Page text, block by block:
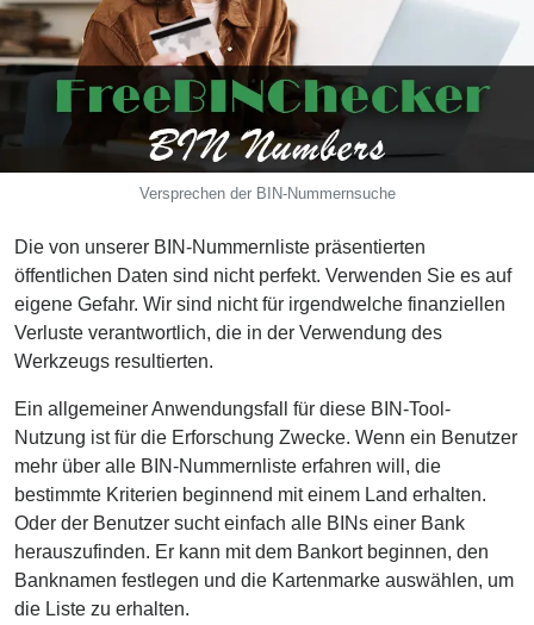
from
BIN
Credit
Card
Checker
Service
What
is
My
IP
Address
IP
Lookup
IP
BIN
Checker
/
Validator
Versprechen der BIN-Nummernsuche
Die von unserer BIN-Nummernliste präsentierten
öffentlichen Daten sind nicht perfekt. Verwenden Sie es auf
eigene Gefahr. Wir sind nicht für irgendwelche finanziellen
Verluste verantwortlich, die in der Verwendung des
Werkzeugs resultierten.
Ein allgemeiner Anwendungsfall für diese BIN-Tool-
Nutzung ist für die Erforschung Zwecke. Wenn ein Benutzer
mehr über alle BIN-Nummernliste erfahren will, die
bestimmte Kriterien beginnend mit einem Land erhalten.
Oder der Benutzer sucht einfach alle BINs einer Bank
herauszufinden. Er kann mit dem Bankort beginnen, den
Banknamen festlegen und die Kartenmarke auswählen, um
die Liste zu erhalten.